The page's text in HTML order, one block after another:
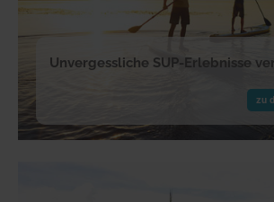
Unvergessliche SUP-Erlebnisse
zu